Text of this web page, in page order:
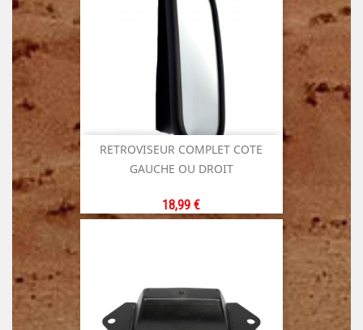
RETROVISEUR COMPLET COTE
GAUCHE OU DROIT
Prix
18,99 €